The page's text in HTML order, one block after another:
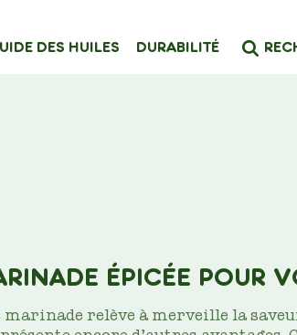
DES HUILES DURABILITÉ
ÉPICÉE POUR
marinade relève à merveille la